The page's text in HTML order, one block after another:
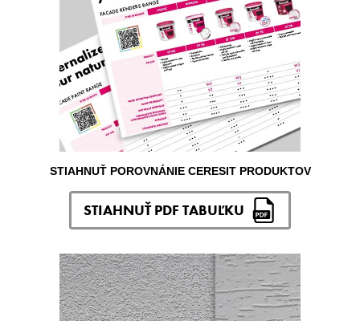
STIAHNUŤ POROVNÁNIE CERESIT PRODUKTOV
STIAHNUŤ PDF TABUĽKU